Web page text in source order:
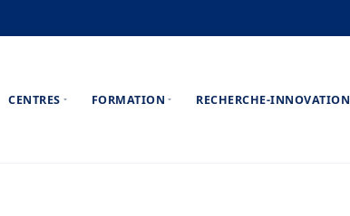
CENTRES FORMATION RECHERCHE-INNOVATION